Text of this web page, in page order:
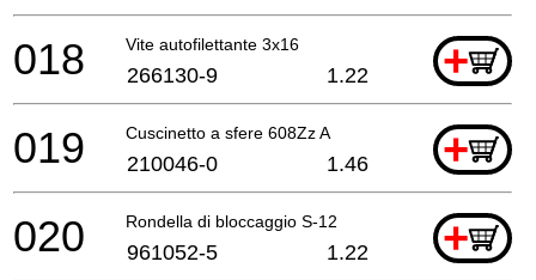
Vite autofilettante 3x16 +
018 266130-9 1.22
Cuscinetto a sfere 608Zz A +
019 210046-0 1.46
Rondella di bloccaggio S-12 +
020 961052-5 1.22